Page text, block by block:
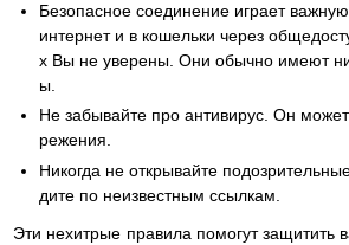
Безопасное соединение играет
интернет и в кошельки через
х Вы не уверены. Они обычно имеют
ы.
Не забывайте про антивирус. Он
режения.
Никогда не открывайте
дите по неизвестным ссылкам.
Эти нехитрые правила помогут защитить